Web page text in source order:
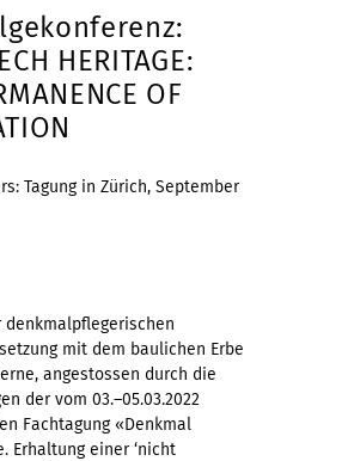
HERITAGE:
OF
Tagung in Zürich, September
denkmalpflegerischen
mit dem baulichen Erbe
angestossen durch die
der vom 03.–05.03.2022
Fachtagung «Denkmal
Erhaltung einer ‘nicht